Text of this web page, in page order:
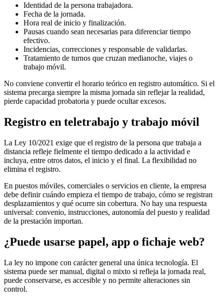
Identidad de la persona trabajadora.
Fecha de la jornada.
Hora real de inicio y finalización.
Pausas cuando sean necesarias para diferenciar tiempo
efectivo.
Incidencias, correcciones y responsable de validarlas.
Tratamiento de turnos que cruzan medianoche, viajes o
trabajo móvil.
No conviene convertir el horario teórico en registro automático. Si el
sistema precarga siempre la misma jornada sin reflejar la realidad,
pierde capacidad probatoria y puede ocultar excesos.
Registro en teletrabajo y trabajo móvil
La Ley 10/2021 exige que el registro de la persona que trabaja a
distancia refleje fielmente el tiempo dedicado a la actividad e
incluya, entre otros datos, el inicio y el final. La flexibilidad no
elimina el registro.
En puestos móviles, comerciales o servicios en cliente, la empresa
debe definir cuándo empieza el tiempo de trabajo, cómo se registran
desplazamientos y qué ocurre sin cobertura. No hay una respuesta
universal: convenio, instrucciones, autonomía del puesto y realidad
de la prestación importan.
¿Puede usarse papel, app o fichaje web?
La ley no impone con carácter general una única tecnología. El
sistema puede ser manual, digital o mixto si refleja la jornada real,
puede conservarse, es accesible y no permite alteraciones sin
control.